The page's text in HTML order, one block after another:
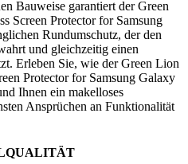
Bauweise garantiert der Green
Screen Protector for Samsung
Rundumschutz, der den
und gleichzeitig einen
Erleben Sie, wie der Green Lion
Protector for Samsung Galaxy
Ihnen ein makelloses
Ansprüchen an Funktionalität